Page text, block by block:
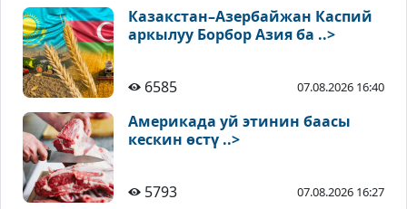
Казакстан–Азербайжан Каспий
аркылуу Борбор Азия ба ..>
6585 07.08.2026 16:40
Америкада уй этинин баасы
кескин өстү ..>
5793 07.08.2026 16:27